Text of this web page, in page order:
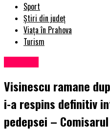
Sport
Știri din județ
Viața în Prahova
Turism
Visinescu ramane
i-a respins definitiv
pedepsei –